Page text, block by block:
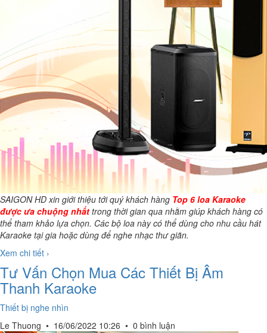
SAIGON HD xin giới thiệu tới quý khách hàng Top 6 loa Karaoke
được ưa chuộng nhất trong thời gian qua nhằm giúp khách hàng có
thể tham khảo lựa chọn. Các bộ loa này có thể dùng cho nhu cầu hát
Karaoke tại gia hoặc dùng để nghe nhạc thư giãn.
Xem chi tiết ›
Tư Vấn Chọn Mua Các Thiết Bị Âm
Thanh Karaoke
Thiết bị nghe nhìn
Le Thuong • 16/06/2022 10:26 • 0 bình luận